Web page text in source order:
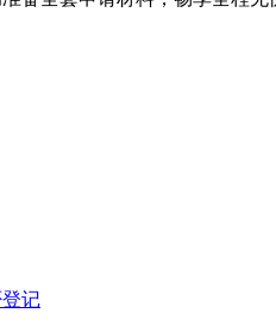
记